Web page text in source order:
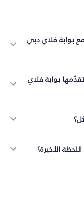
بوابة فلاي دبي
بوابة فلاي
الأخيرة؟